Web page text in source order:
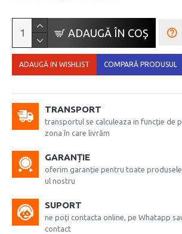
ADAUGĂ ÎN COŞ
ADAUGĂ IN WISHLIST COMPARĂ PRODUSUL
TRANSPORT
transportul se calculeaza in funcție de
zona în care livrăm
GARANȚIE
oferim garanție pentru toate
ul nostru
SUPORT
ne poți contacta online, pe Whatapp
contact